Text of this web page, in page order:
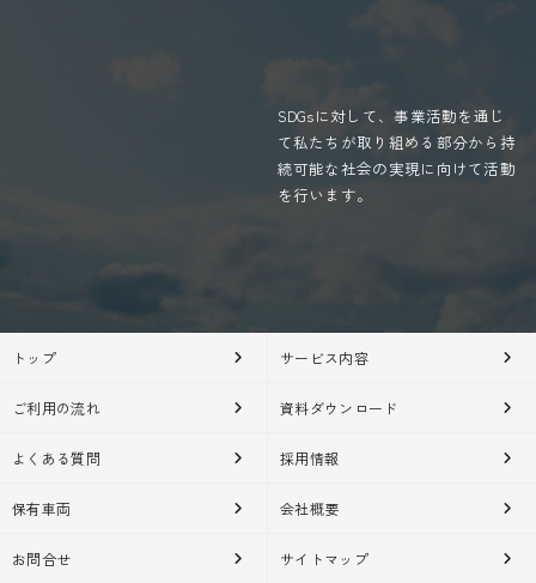
個人情報の管理
ともに、漏洩、滅失、毀損の防止のために最大限の
よいサービスを提供するため、個人情報を適切に取
り扱っていると認められる外部の委託先に、個人情
委託業務を行なうために必要な範囲で個人情報を利
用します。 この場合、 弊社は、委託先との間で個人
な管理を要求いたします。
従業員の監督方法
SDGsに対して、事業活動を通じ
て私たちが取り組める部分から持
続可能な社会の実現に向けて活動
を行います。
トップ サービス内容
ご利用の流れ 資料ダウンロード
よくある質問 採用情報
保有車両 会社概要
お問合せ サイトマップ